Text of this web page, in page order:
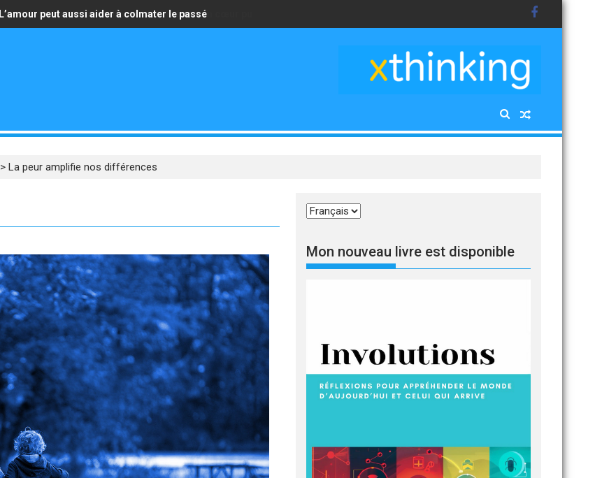
L’amour peut aussi aider à colmater le passé
La seule richesse qui vaille est celle d’avoir un cœur pur
> La peur amplifie nos différences
Choisir
langue
Mon nouveau livre est disponible